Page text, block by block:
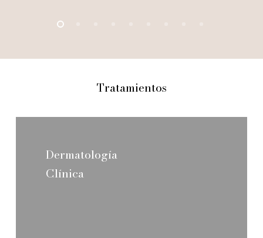
Tratamientos
Dermatología
Clínica